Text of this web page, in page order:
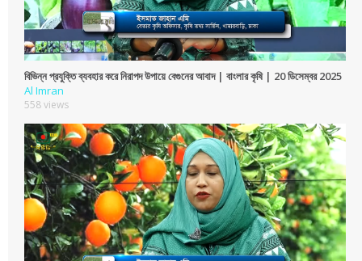
বিভিন্ন প্রযুক্তি ব্যবহার করে নিরাপদ উপায়ে বেগুনের আবাদ | বাংলার কৃষি | 20 ডিসেম্বর 2025
Al Imran
558 views